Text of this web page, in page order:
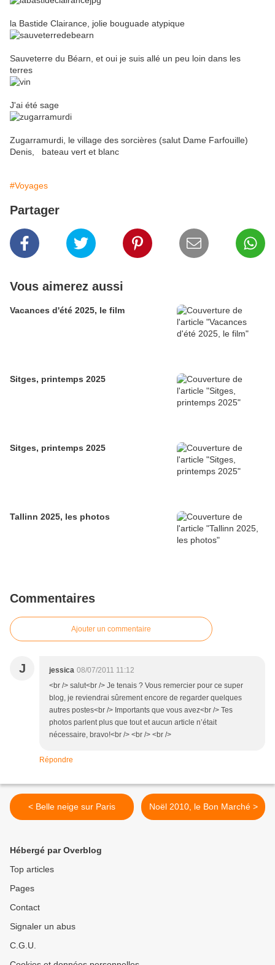
la Bastide Clairance, jolie bouguade atypique
Sauveterre du Béarn, et oui je suis allé un peu loin dans les
terres
J'ai été sage
Zugarramurdi, le village des sorcières (salut Dame Farfouille)
Denis, bateau vert et blanc
#Voyages
Partager
Vous aimerez aussi
Vacances d'été 2025, le film
Sitges, printemps 2025
Sitges, printemps 2025
Tallinn 2025, les photos
Commentaires
Ajouter un commentaire
J jessica 08/07/2011 11:12
<br /> salut<br /> Je tenais ? Vous remercier pour ce super
blog, je reviendrai sûrement encore de regarder quelques
autres postes<br /> Importants que vous avez<br /> Tes
photos parlent plus que tout et aucun article n’était
nécessaire, bravo!<br /> <br /> <br />
Répondre
< Belle neige sur Paris Noël 2010, le Bon Marché >
Hébergé par Overblog
Top articles
Pages
Contact
Signaler un abus
C.G.U.